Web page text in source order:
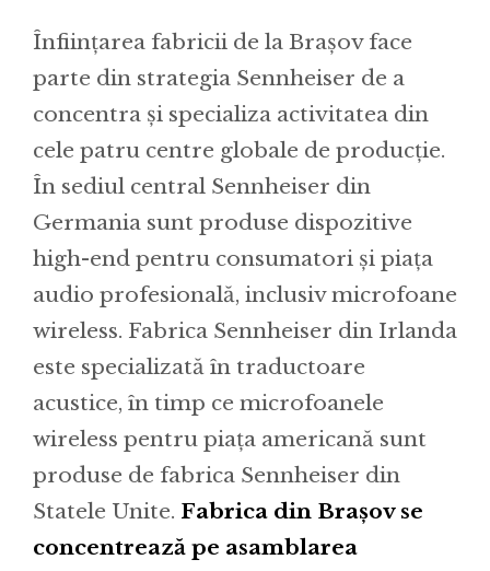
Înființarea fabricii de la Brașov face
parte din strategia Sennheiser de a
concentra și specializa activitatea din
cele patru centre globale de producție.
În sediul central Sennheiser din
Germania sunt produse dispozitive
high-end pentru consumatori și piața
audio profesională, inclusiv microfoane
wireless. Fabrica Sennheiser din Irlanda
este specializată în traductoare
acustice, în timp ce microfoanele
wireless pentru piața americană sunt
produse de fabrica Sennheiser din
Statele Unite. Fabrica din Brașov se
concentrează pe asamblarea